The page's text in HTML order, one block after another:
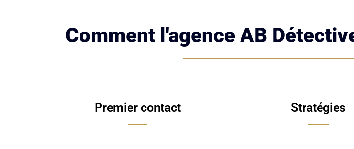
Comment l'agence AB
Premier contact Stratégies